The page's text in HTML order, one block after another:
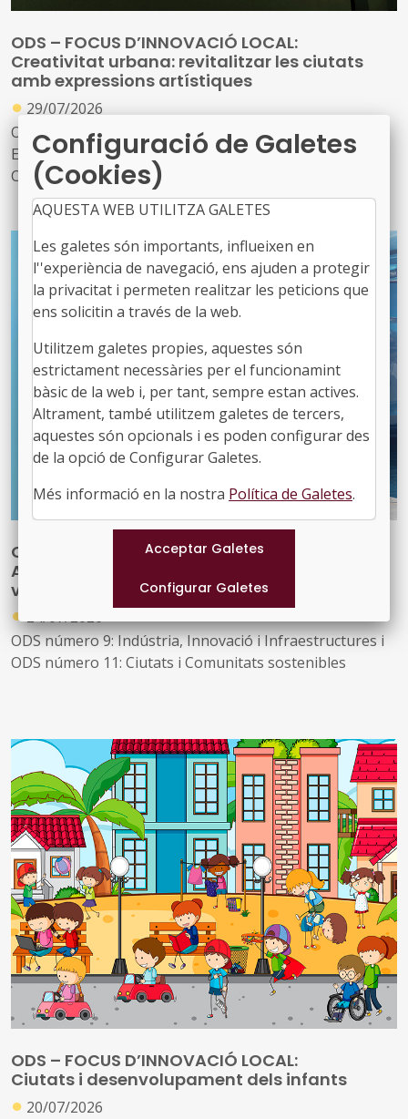
ODS – FOCUS D’INNOVACIÓ LOCAL:
Creativitat urbana: revitalitzar les ciutats
amb expressions artístiques
● 29/07/2026
ODS número 3: Salut i Benestar, ODS número 4:
Educació de Qualitat i ODS número 11: Ciutats i
Comunitats sostenibles
Hi ha un refrany castellà que afirma que
només viu de pa’, una manera d’expressar de manera
poètica que les persones necessitem tant el benestar
material com el benestar emocional
activitats culturals i expressions artístiques en els espais
públics com a estratègia per revitalitzar la vida social a
les ciutats, per oferir oportunitats educatives i per
afavorir unes comunitats més felices
ODS – FOCUS D’INNOVACIÓ LOCAL:
Ampliar la xarxa de punts de càrrega de
vehicles elèctrics: guia per als governs locals
●24/07/2026
ODS número 9: Indústria, Innovació i Infraestructures i
ODS número 11: Ciutats i Comunitats sostenibles
sistemes de transport. Tanmateix, el ritme d’instal·lació
de punts de càrrega continua sent insuficient per
respondre al creixement accelerat del parc de vehicles
elèctrics, un factor que en dificulta l’adopció massiva i en
redueix l’atractiu per a moltes persones usuàries
Els governs locals, que són els qui haurien de liderar
l'expansió d’aquesta nova infraestructura, es troben en
moltes ocasions condicionats per limitacions financeres,
reguladores i de capacitat a l’hora d’afrontar aquest
repte. Tot i això, l’exemple de diferents ciutats del món
demostra que és possible aconseguir avenços quan es
donen les condicions adequades
ODS – FOCUS D’INNOVACIÓ LOCAL:
Ciutats i desenvolupament dels infants
● 20/07/2026
Configuració de Galetes
(Cookies)
AQUESTA WEB UTILITZA GALETES
Les galetes són importants, influeixen en
l''experiència de navegació, ens ajuden a protegir
la privacitat i permeten realitzar les peticions que
ens solicitin a través de la web.
Utilitzem galetes propies, aquestes són
estrictament necessàries per el funcionamint
bàsic de la web i, per tant, sempre estan actives.
Altrament, també utilitzem galetes de tercers,
aquestes són opcionals i es poden configurar des
de la opció de Configurar Galetes.
Més informació en la nostra Política de Galetes.